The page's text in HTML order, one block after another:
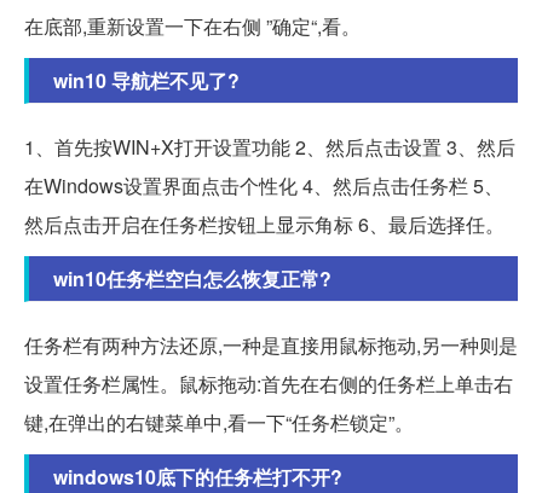
在底部,重新设置一下在右侧 ”确定“,看。
win10 导航栏不见了?
1、首先按WIN+X打开设置功能 2、然后点击设置 3、然后
在Windows设置界面点击个性化 4、然后点击任务栏 5、
然后点击开启在任务栏按钮上显示角标 6、最后选择任。
win10任务栏空白怎么恢复正常?
任务栏有两种方法还原,一种是直接用鼠标拖动,另一种则是
设置任务栏属性。鼠标拖动:首先在右侧的任务栏上单击右
键,在弹出的右键菜单中,看一下“任务栏锁定”。
windows10底下的任务栏打不开?